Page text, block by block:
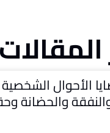
المقالات
الأحوال
والحضانة